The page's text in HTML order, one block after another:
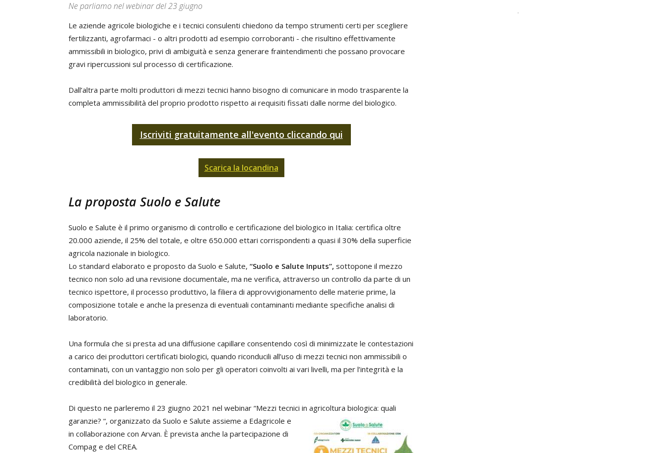
Ne parliamo nel webinar del 23 giugno
Le aziende agricole biologiche e i tecnici consulenti chiedono da tempo strumenti certi per scegliere
fertilizzanti, agrofarmaci - o altri prodotti ad esempio corroboranti - che risultino effettivamente
ammissibili in biologico, privi di ambiguità e senza generare fraintendimenti che possano provocare
gravi ripercussioni sul processo di certificazione.
Dall’altra parte molti produttori di mezzi tecnici hanno bisogno di comunicare in modo trasparente la
completa ammissibilità del proprio prodotto rispetto ai requisiti fissati dalle norme del biologico.
Iscriviti gratuitamente all'evento cliccando qui
Scarica la locandina
La proposta Suolo e Salute
Suolo e Salute è il primo organismo di controllo e certificazione del biologico in Italia: certifica oltre
20.000 aziende, il 25% del totale, e oltre 650.000 ettari corrispondenti a quasi il 30% della superficie
agricola nazionale in biologico.
Lo standard elaborato e proposto da Suolo e Salute, “Suolo e Salute Inputs”, sottopone il mezzo
tecnico non solo ad una revisione documentale, ma ne verifica, attraverso un controllo da parte di un
tecnico ispettore, il processo produttivo, la filiera di approvvigionamento delle materie prime, la
composizione totale e anche la presenza di eventuali contaminanti mediante specifiche analisi di
laboratorio.
Una formula che si presta ad una diffusione capillare consentendo così di minimizzate le contestazioni
a carico dei produttori certificati biologici, quando riconducili all’uso di mezzi tecnici non ammissibili o
contaminati, con un vantaggio non solo per gli operatori coinvolti ai vari livelli, ma per l’integrità e la
credibilità del biologico in generale.
Di questo ne parleremo il 23 giugno 2021 nel webinar “Mezzi tecnici in agricoltura biologica: quali
garanzie? “, organizzato da Suolo e Salute assieme a Edagricole e
in collaborazione con Arvan. È prevista anche la partecipazione di
Compag e del CREA.